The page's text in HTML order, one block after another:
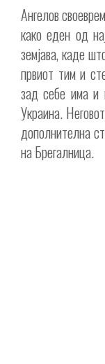
Ангелов
како еден од
земјава, каде
првиот тим и
зад себе има и
Украина.
дополнителна
на Брегалница.